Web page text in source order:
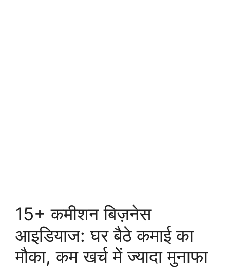
15+ कमीशन बिज़नेस
आइडियाज: घर बैठे कमाई का
मौका, कम खर्च में ज्यादा मुनाफा